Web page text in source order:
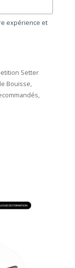
expérience et
Setter
Bouisse,